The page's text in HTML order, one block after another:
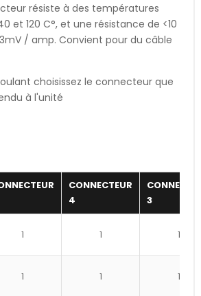
résiste à des températures
et 120 C°, et une résistance de <10
/ amp. Convient pour du câble
choisissez le connecteur que
à l'unité
CONNECTEUR
4
3
1 1 1
1 1 1